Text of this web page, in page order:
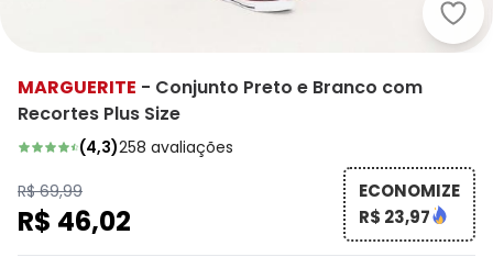
MARGUERITE - Conjunto Preto e Branco com
Recortes Plus Size
(4,3)258 avaliações
R$ 69,99
R$ 46,02
ECONOMIZE
R$ 23,97